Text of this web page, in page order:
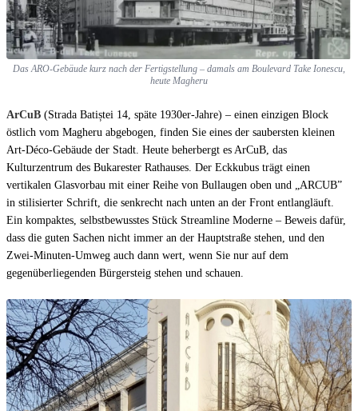
Das ARO-Gebäude kurz nach der Fertigstellung – damals am Boulevard Take Ionescu,
heute Magheru
ArCuB (Strada Batiștei 14, späte 1930er-Jahre) – einen einzigen Block
östlich vom Magheru abgebogen, finden Sie eines der saubersten kleinen
Art-Déco-Gebäude der Stadt. Heute beherbergt es ArCuB, das
Kulturzentrum des Bukarester Rathauses. Der Eckkubus trägt einen
vertikalen Glasvorbau mit einer Reihe von Bullaugen oben und „ARCUB”
in stilisierter Schrift, die senkrecht nach unten an der Front entlangläuft.
Ein kompaktes, selbstbewusstes Stück Streamline Moderne – Beweis dafür,
dass die guten Sachen nicht immer an der Hauptstraße stehen, und den
Zwei-Minuten-Umweg auch dann wert, wenn Sie nur auf dem
gegenüberliegenden Bürgersteig stehen und schauen.